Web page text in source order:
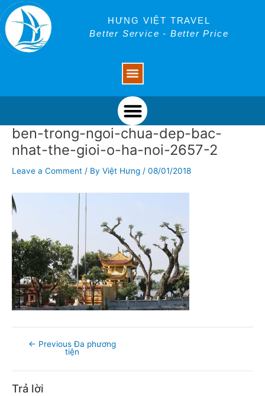
Skip
to
content
HƯNG VIỆT TRAVEL
Better Service - Better Price
Menu
ben-trong-ngoi-chua-dep-bac-
nhat-the-gioi-o-ha-noi-2657-2
Leave a Comment / By Việt Hưng / 08/01/2018
Post
navigation
← Previous Đa phương
tiện
Trả lời